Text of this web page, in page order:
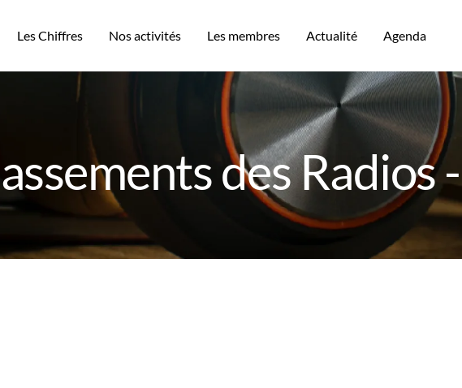
Les Chiffres Nos activités Les membres Actualité Agenda
des Radios